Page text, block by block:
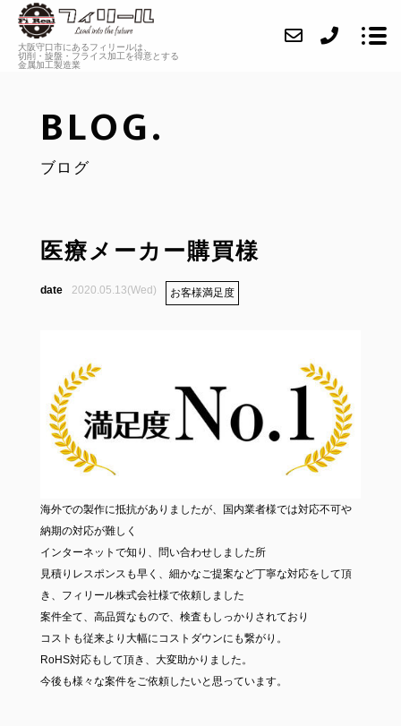
大阪守口市にあるフィリールは、
切削・旋盤・フライス加工を得意とする
金属加工製造業
INFORMATION
FAQ
RECRUIT
BLOG.
ブログ
医療メーカー購買様
2020.05.13(Wed) お客様満足度
海外での製作に抵抗がありましたが、国内業者様では対応不可や
納期の対応が難しく
インターネットで知り、問い合わせしました所
見積りレスポンスも早く、細かなご提案など丁寧な対応をして頂
き、フィリール株式会社様で依頼しました
案件全て、高品質なもので、検査もしっかりされており
コストも従来より大幅にコストダウンにも繋がり。
RoHS対応もして頂き、大変助かりました。
今後も様々な案件をご依頼したいと思っています。